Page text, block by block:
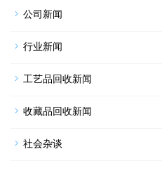
公司新闻
行业新闻
工艺品回收新闻
收藏品回收新闻
社会杂谈